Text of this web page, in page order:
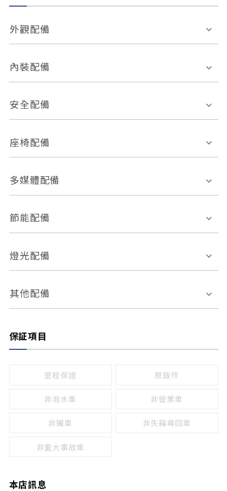
外觀配備
電動天窗
後視鏡方向指示燈
內裝配備
多功能方向盤
恆溫空調
安全配備
前座正面氣囊
ABS防鎖死
車道偏離警示
自動停車系統 盲點偵測系統
倒車雷達
座椅配備
皮椅
無
有
多媒體配備
外部音源接入
節能配備
引擎啟閉系統
燈光配備
感應頭燈
頭燈光源
其他配備
保証項目
里程保證 原鈑件
非泡水車 非營業車
非贓車 非失竊尋回車
非重大事故車
本店訊息